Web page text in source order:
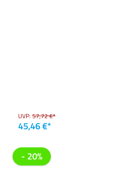
UVP: 57,72 €*
45,46 €*
- 20%